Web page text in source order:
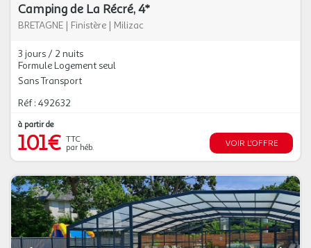
Camping de La Récré, 4*
BRETAGNE | Finistère | Milizac
3 jours / 2 nuits
Formule Logement seul
Sans Transport
Réf : 492632
à partir de
101€ TTC
par héb.
VOIR L'OFFRE